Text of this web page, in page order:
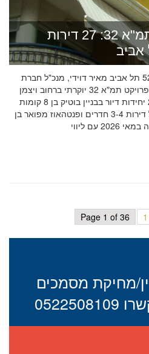
מאיר דוידי מגשים תמ"א 32: 27 דירות
הכירו את פרויקט היוקרה ויצמן 52 תל אביב מאיר דוידי, מנכ"ל חברת
ניצנים אחזקות ופיננסים, מקדם פרויקט תמ"א 32 יוקרתי ברחוב ויצמן
52 בתל אביב. הפרויקט יכלול 27 יחידות דיור בבניין בוטיק בן 8 קומות
באזור כיכר המדינה, כולל תמהיל דירות 3-4 חדרים ופנטהאוז מפואר בן
Page 1 of 36 1
מחיקת מסמכים